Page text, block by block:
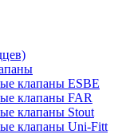
клапаны ESBE
клапаны FAR
клапаны Stout
клапаны Uni-Fitt